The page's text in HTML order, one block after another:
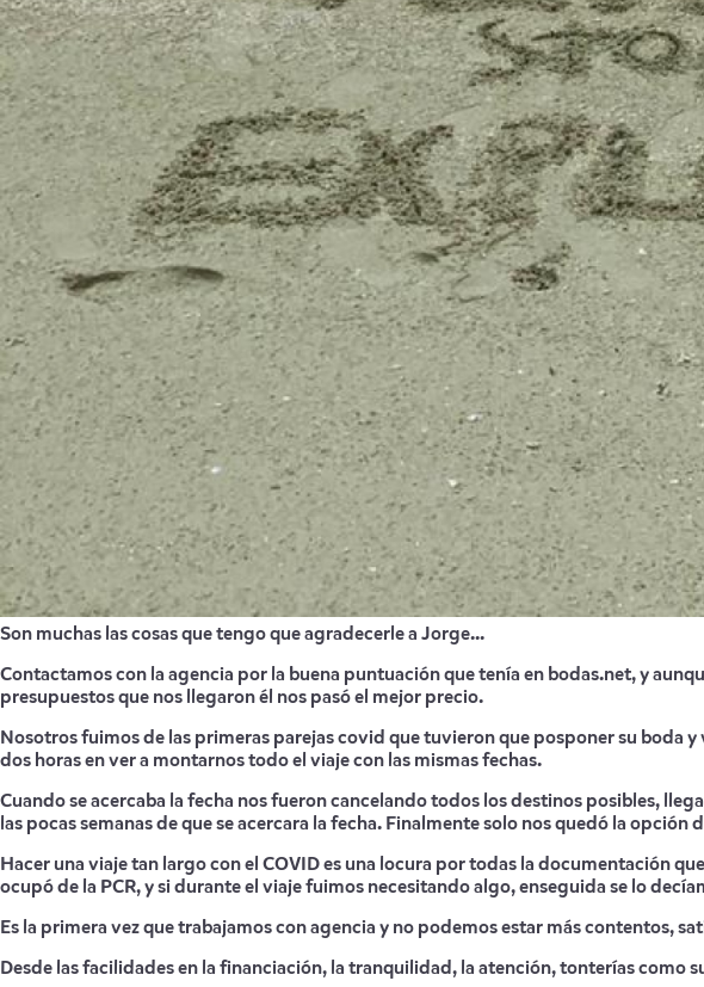
Son muchas las cosas que tengo que agradecerle a Jorge...
Contactamos con la agencia por la buena puntuación que tenía en bodas.net, y
presupuestos que nos llegaron él nos pasó el mejor precio.
Nosotros fuimos de las primeras parejas covid que tuvieron que posponer su boda
dos horas en ver a montarnos todo el viaje con las mismas fechas.
Cuando se acercaba la fecha nos fueron cancelando todos los destinos posibles,
las pocas semanas de que se acercara la fecha. Finalmente solo nos quedó la
Hacer una viaje tan largo con el COVID es una locura por todas la documentación
ocupó de la PCR, y si durante el viaje fuimos necesitando algo, enseguida se lo
Es la primera vez que trabajamos con agencia y no podemos estar más contentos,
Desde las facilidades en la financiación, la tranquilidad, la atención, tonterías como